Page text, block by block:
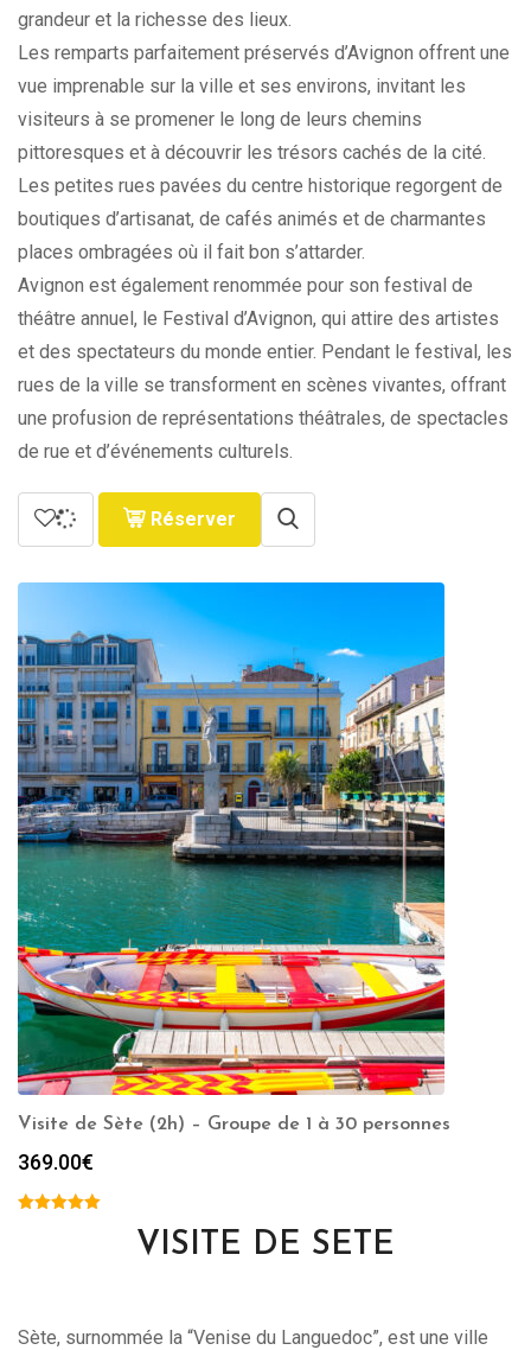
grandeur et la richesse des lieux.
Les remparts parfaitement préservés d’Avignon offrent une
vue imprenable sur la ville et ses environs, invitant les
visiteurs à se promener le long de leurs chemins
pittoresques et à découvrir les trésors cachés de la cité.
Les petites rues pavées du centre historique regorgent de
boutiques d’artisanat, de cafés animés et de charmantes
places ombragées où il fait bon s’attarder.
Avignon est également renommée pour son festival de
théâtre annuel, le Festival d’Avignon, qui attire des artistes
et des spectateurs du monde entier. Pendant le festival, les
rues de la ville se transforment en scènes vivantes, offrant
une profusion de représentations théâtrales, de spectacles
de rue et d’événements culturels.
Réserver
Visite de Sète (2h) – Groupe de 1 à 30 personnes
369.00€
VISITE DE SETE
Sète, surnommée la “Venise du Languedoc”, est une ville